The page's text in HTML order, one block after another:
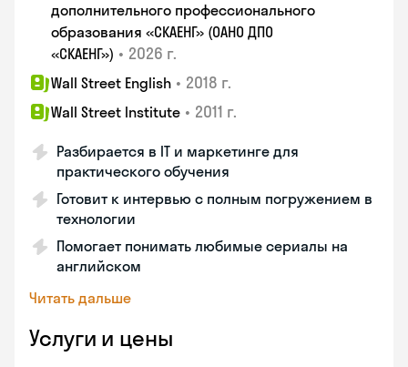
дополнительного профессионального
образования «СКАЕНГ» (ОАНО ДПО
«СКАЕНГ») • 2026 г.
Wall Street English • 2018 г.
Wall Street Institute • 2011 г.
Разбирается в IT и маркетинге для
практического обучения
Готовит к интервью с полным погружением в
технологии
Помогает понимать любимые сериалы на
английском
Читать дальше
Услуги и цены